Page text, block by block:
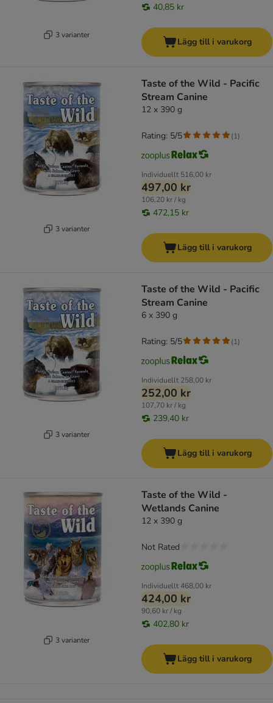
3 varianter
40,85 kr
Lägg till i varukorg
3 varianter
Taste of the Wild - Pacific
Stream Canine
12 x 390 g
Individuellt 516,00 kr
497,00 kr
106,20 kr / kg
472,15 kr
Rating: 5/5 (1)
Lägg till i varukorg
3 varianter
Taste of the Wild - Pacific
Stream Canine
6 x 390 g
Individuellt 258,00 kr
252,00 kr
107,70 kr / kg
239,40 kr
Rating: 5/5 (1)
Lägg till i varukorg
3 varianter
Taste of the Wild -
Wetlands Canine
12 x 390 g
Individuellt468,00 kr
424,00 kr
90,60 kr / kg
402,80 kr
Not Rated
Lägg till i varukorg